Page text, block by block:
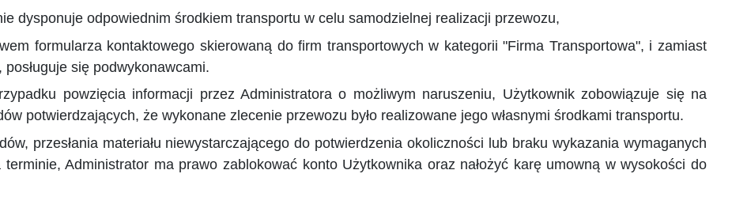
dysponuje odpowiednim środkiem transportu w celu samodzielnej realizacji przewozu,
formularza kontaktowego skierowaną do firm transportowych w kategorii "Firma Transportowa", i zamiast
się podwykonawcami.
powzięcia informacji przez Administratora o możliwym naruszeniu, Użytkownik zobowiązuje się na
potwierdzających, że wykonane zlecenie przewozu było realizowane jego własnymi środkami transportu.
przesłania materiału niewystarczającego do potwierdzenia okoliczności lub braku wykazania wymaganych
Administrator ma prawo zablokować konto Użytkownika oraz nałożyć karę umowną w wysokości do